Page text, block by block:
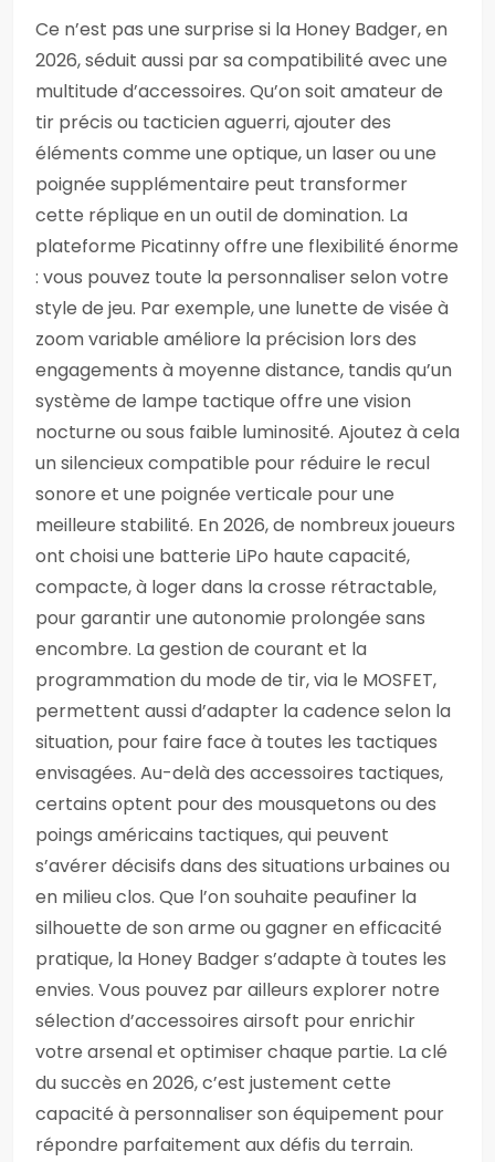
Ce n’est pas une surprise si la Honey Badger, en
2026, séduit aussi par sa compatibilité avec une
multitude d’accessoires. Qu’on soit amateur de
tir précis ou tacticien aguerri, ajouter des
éléments comme une optique, un laser ou une
poignée supplémentaire peut transformer
cette réplique en un outil de domination. La
plateforme Picatinny offre une flexibilité énorme
: vous pouvez toute la personnaliser selon votre
style de jeu. Par exemple, une lunette de visée à
zoom variable améliore la précision lors des
engagements à moyenne distance, tandis qu’un
système de lampe tactique offre une vision
nocturne ou sous faible luminosité. Ajoutez à cela
un silencieux compatible pour réduire le recul
sonore et une poignée verticale pour une
meilleure stabilité. En 2026, de nombreux joueurs
ont choisi une batterie LiPo haute capacité,
compacte, à loger dans la crosse rétractable,
pour garantir une autonomie prolongée sans
encombre. La gestion de courant et la
programmation du mode de tir, via le MOSFET,
permettent aussi d’adapter la cadence selon la
situation, pour faire face à toutes les tactiques
envisagées. Au-delà des accessoires tactiques,
certains optent pour des mousquetons ou des
poings américains tactiques, qui peuvent
s’avérer décisifs dans des situations urbaines ou
en milieu clos. Que l’on souhaite peaufiner la
silhouette de son arme ou gagner en efficacité
pratique, la Honey Badger s’adapte à toutes les
envies. Vous pouvez par ailleurs explorer notre
sélection d’accessoires airsoft pour enrichir
votre arsenal et optimiser chaque partie. La clé
du succès en 2026, c’est justement cette
capacité à personnaliser son équipement pour
répondre parfaitement aux défis du terrain.